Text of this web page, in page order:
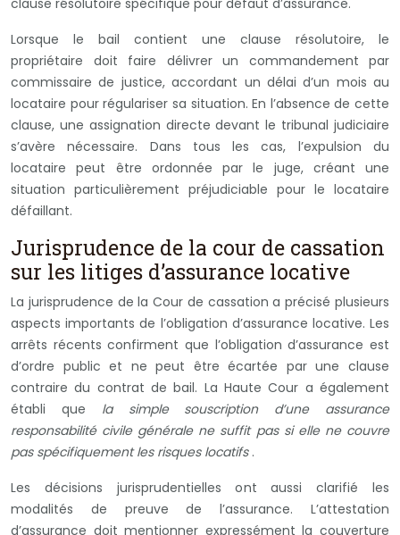
Lorsque le bail contient une clause résolutoire, le
propriétaire doit faire délivrer un commandement par
commissaire de justice, accordant un délai d’un mois au
locataire pour régulariser sa situation. En l’absence de cette
clause, une assignation directe devant le tribunal judiciaire
s’avère nécessaire. Dans tous les cas, l’expulsion du
locataire peut être ordonnée par le juge, créant une
situation particulièrement préjudiciable pour le locataire
défaillant.
Jurisprudence de la cour de cassation
sur les litiges d’assurance locative
La jurisprudence de la Cour de cassation a précisé plusieurs
aspects importants de l’obligation d’assurance locative. Les
arrêts récents confirment que l’obligation d’assurance est
d’ordre public et ne peut être écartée par une clause
contraire du contrat de bail. La Haute Cour a également
établi que la simple souscription d’une assurance
responsabilité civile générale ne suffit pas si elle ne couvre
pas spécifiquement les risques locatifs .
Les décisions jurisprudentielles ont aussi clarifié les
modalités de preuve de l’assurance. L’attestation
d’assurance doit mentionner expressément la couverture